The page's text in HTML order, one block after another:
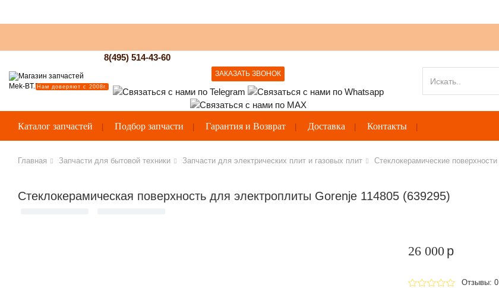
Нам доверяют с 2008г.
8(495) 514-43-60
ЗАКАЗАТЬ ЗВОНОК
Каталог запчастей Подбор запчасти Гарантия и Возврат Доставка Контакты
Главная Запчасти для бытовой техники Запчасти для электрических плит и газовых плит Стеклокерамические поверхности
Стеклокерамическая поверхность для электроплиты Gorenje 114805 (639295)
26 000 p
Отзывы: 0